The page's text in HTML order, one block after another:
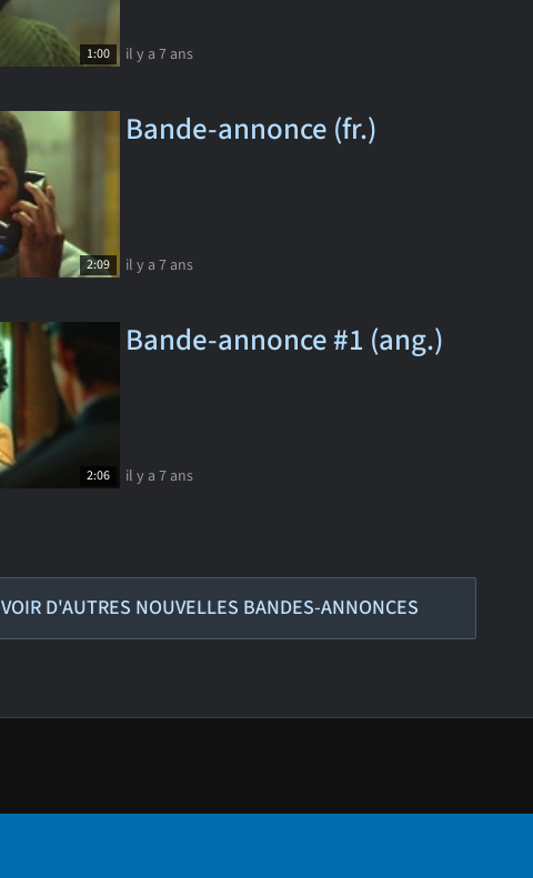
1:00 il y a 7 ans
2:09
Bande-annonce (fr.)
il y a 7 ans
2:06
Bande-annonce #1 (ang.)
il y a 7 ans
VOIR D'AUTRES NOUVELLES BANDES-ANNONCES